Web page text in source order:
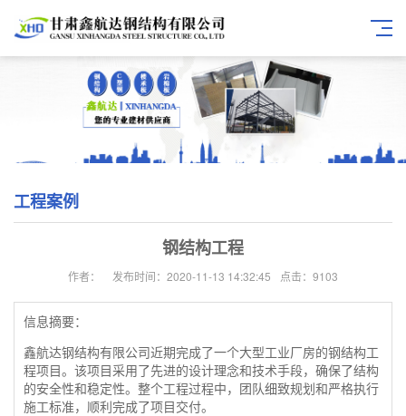
工程案例
钢结构工程
作者： 发布时间：2020-11-13 14:32:45 点击：9103
信息摘要：
鑫航达钢结构有限公司近期完成了一个大型工业厂房的钢结构工
程项目。该项目采用了先进的设计理念和技术手段，确保了结构
的安全性和稳定性。整个工程过程中，团队细致规划和严格执行
施工标准，顺利完成了项目交付。